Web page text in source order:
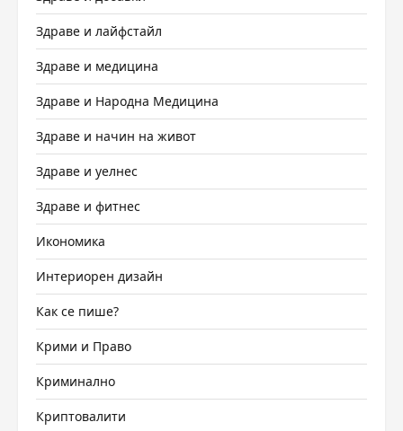
Здраве и лайфстайл
Здраве и медицина
Здраве и Народна Медицина
Здраве и начин на живот
Здраве и уелнес
Здраве и фитнес
Икономика
Интериорен дизайн
Как се пише?
Крими и Право
Криминално
Криптовалити